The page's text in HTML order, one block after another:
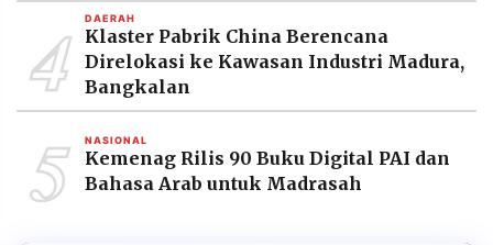
4 DAERAH
Klaster Pabrik China Berencana
Direlokasi ke Kawasan Industri Madura,
Bangkalan
5 NASIONAL
Kemenag Rilis 90 Buku Digital PAI dan
Bahasa Arab untuk Madrasah